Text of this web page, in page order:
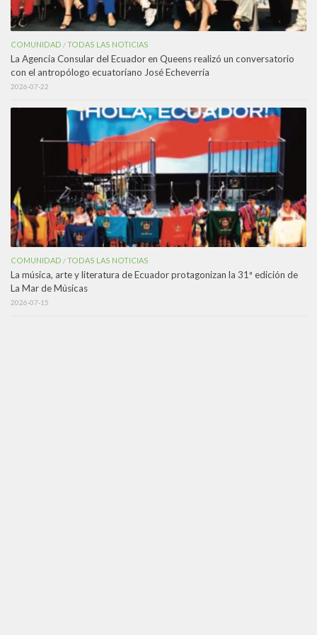
COMUNIDAD /TODAS LAS NOTICIAS
La Agencia Consular del Ecuador en Queens realizó un conversatorio
con el antropólogo ecuatoriano José Echeverría
2026-07-22
COMUNIDAD /TODAS LAS NOTICIAS
La música, arte y literatura de Ecuador protagonizan la 31ª edición de
La Mar de Músicas
2026-07-15